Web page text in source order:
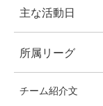
主な活動日
所属リーグ
チーム紹介文